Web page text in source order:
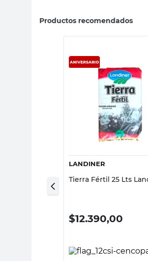
Productos recomendados
Vista rápida
LANDINER
Tierra Fértil 25 Lts
$12.390,00